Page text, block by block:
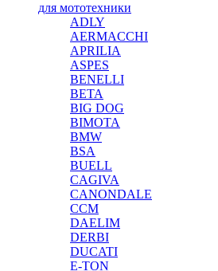
для мототехники
ADLY
AERMACCHI
APRILIA
ASPES
BENELLI
BETA
BIG DOG
BIMOTA
BMW
BSA
BUELL
CAGIVA
CANONDALE
CCM
DAELIM
DERBI
DUCATI
E-TON